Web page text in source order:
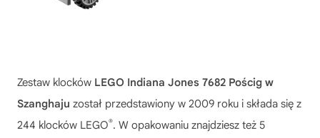
Zestaw klocków LEGO Indiana Jones 7682 Pościg w
Szanghaju został przedstawiony w 2009 roku i składa się z
244 klocków LEGO®. W opakowaniu znajdziesz też 5